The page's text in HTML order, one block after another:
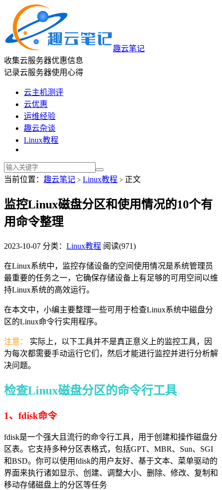
趣云笔记
收集云服务器优惠信息
记录云服务器使用心得
云主机测评
云优惠
运维经验
趣云杂谈
Linux教程
当前位置： 趣云笔记 > Linux教程 > 正文
监控Linux磁盘分区和使用情况的10个有
用命令整理
2023-10-07 分类： Linux教程 阅读(971)
在Linux系统中，监控存储设备的空间使用情况是系统管理员
最重要的任务之一，它确保存储设备上有足够的可用空间以维
持Linux系统的高效运行。
在本文中，小编主要整理一些可用于检查Linux系统中磁盘分
区的Linux命令行实用程序。
注意：
实际上，以下工具并不是真正意义上的监控工具，因
为每次都需要手动运行它们，然后才能进行监控并进行分析解
决问题。
检查Linux磁盘分区的命令行工具
1、fdisk命令
fdisk是一个强大且流行的命令行工具，用于创建和操作磁盘分
区表。它支持多种分区表格式，包括GPT、MBR、Sun、SGI
和BSD。你可以使用fdisk的用户友好、基于文本、菜单驱动的
界面来执行诸如显示、创建、调整大小、删除、修改、复制和
移动存储磁盘上的分区等任务